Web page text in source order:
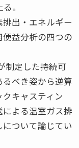
。
出・エネルギー
益分析の四つの
定した持続可
べき姿から逆算
キャスティン
よる温室ガス排
ついて論じてい